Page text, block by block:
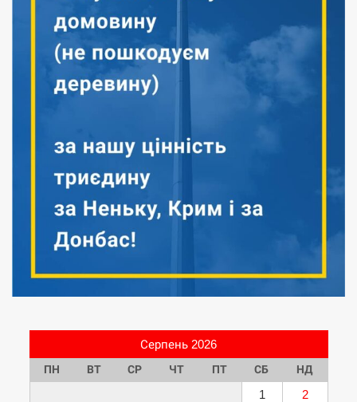
Серпень 2026
ПН ВТ СР ЧТ ПТ СБ НД
1
2